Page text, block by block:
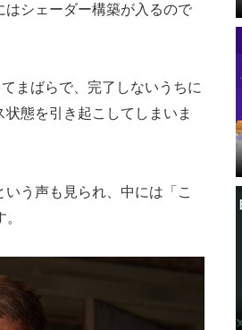
シェーダー構築が入るので
まばらで、完了しないうちに
態を引き起こしてしまいま
う声も見られ、中には「こ